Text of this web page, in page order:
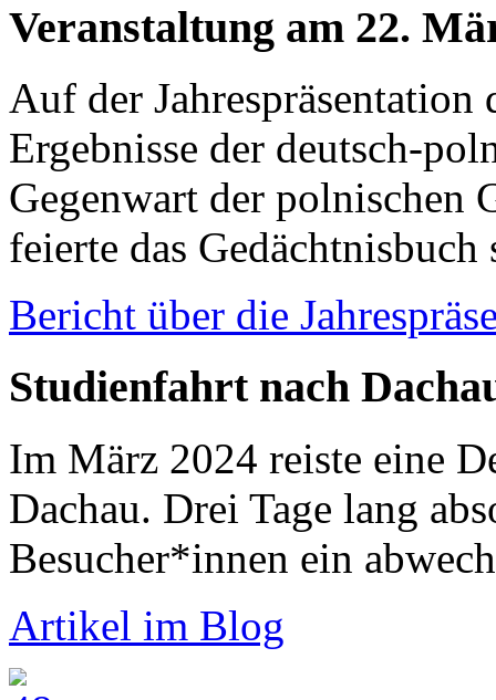
Veranstaltung am 22.
Auf der Jahrespräsentation
Ergebnisse der deutsch-
Gegenwart der polnischen
feierte das
Bericht über die
Studienfahrt nach
Im März 2024 reiste eine
Dachau. Drei Tage lang
Besucher*innen ein
Artikel im Blog